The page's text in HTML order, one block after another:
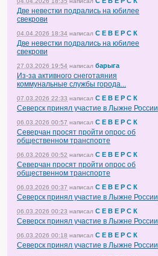
Две невестки подрались на юбилее
свекрови
04.04.2026 18:34 написал С Е В Е Р С К
Две невестки подрались на юбилее
свекрови
27.03.2026 19:54 написал барыга
Из-за активного снеготаяния
коммунальные службы города...
07.03.2026 22:33 написал С Е В Е Р С К
Северск принял участие в Лыжне России
06.03.2026 00:57 написал С Е В Е Р С К
Северчан просят пройти опрос об
общественном транспорте
06.03.2026 00:52 написал С Е В Е Р С К
Северчан просят пройти опрос об
общественном транспорте
06.03.2026 00:37 написал С Е В Е Р С К
Северск принял участие в Лыжне России
06.03.2026 00:23 написал С Е В Е Р С К
Северск принял участие в Лыжне России
06.03.2026 00:18 написал С Е В Е Р С К
Северск принял участие в Лыжне России